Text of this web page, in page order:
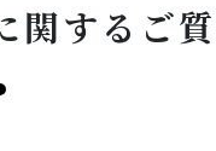
関するご